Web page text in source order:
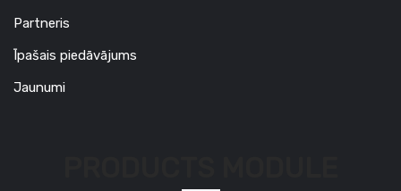
Partneris
Īpašais piedāvājums
Jaunumi